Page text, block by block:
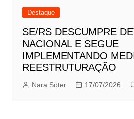
Destaque
SE/RS DESCUMPRE
NACIONAL E SEGUE
IMPLEMENTANDO
REESTRUTURAÇÃO
Nara Soter 17/07/2026